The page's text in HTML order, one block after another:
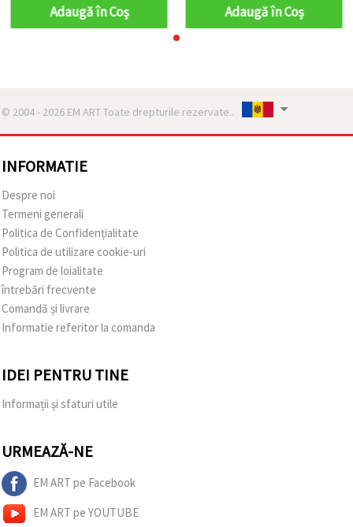
Adaugă în Coş Adaugă în Coş
© 2004 - 2026 EM ART Toate drepturile rezervate..
INFORMATIE
Despre noi
Termeni generali
Politica de Confidențialitate
Politica de utilizare cookie-uri
Program de loialitate
întrebări frecvente
Comandă și livrare
Informatie referitor la comanda
IDEI PENTRU TINE
Informații și sfaturi utile
URMEAZĂ-NE
EM ART pe Facebook
EM ART pe YOUTUBE